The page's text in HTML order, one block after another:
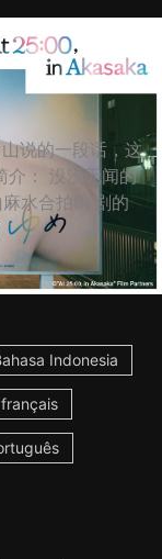
说的一段话，这
介： 没没无闻的
水合拍BL剧的
Indonesia
français